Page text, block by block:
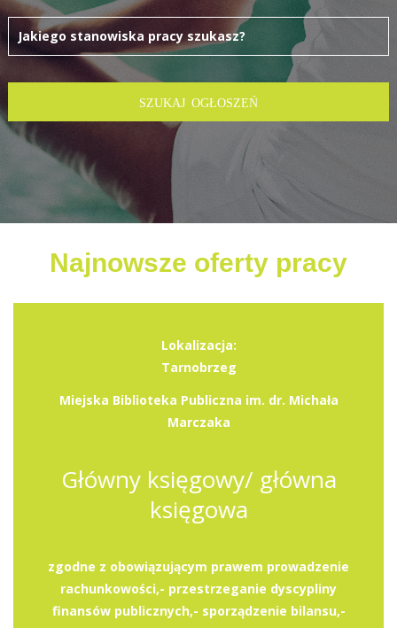
Najnowsze oferty pracy
Lokalizacja:
Tarnobrzeg
Miejska Biblioteka Publiczna im. dr. Michała
Marczaka
Główny księgowy/ główna
księgowa
zgodne z obowiązującym prawem prowadzenie
rachunkowości,- przestrzeganie dyscypliny
finansów publicznych,- sporządzenie bilansu,-